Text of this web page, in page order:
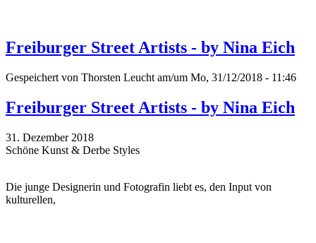
Freiburger Street Artists - by Nina Eich
Gespeichert von Thorsten Leucht am/um Mo, 31/12/2018 - 11:46
Freiburger Street Artists - by Nina Eich
31. Dezember 2018
Schöne Kunst & Derbe Styles
Die junge Designerin und Fotografin liebt es, den Input von
kulturellen,